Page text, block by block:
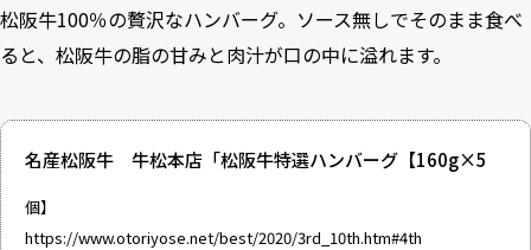
松阪牛100％の贅沢なハンバーグ。ソース無しでそのまま食べ
ると、松阪牛の脂の甘みと肉汁が口の中に溢れます。
名産松阪牛 牛松本店「松阪牛特選ハンバーグ【160g×5
個】
https://www.otoriyose.net/best/2020/3rd_10th.htm#4th